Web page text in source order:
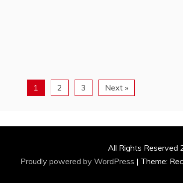
1 2 3 Next »
All Rights Reserved
Proudly powered by WordPress | Theme: